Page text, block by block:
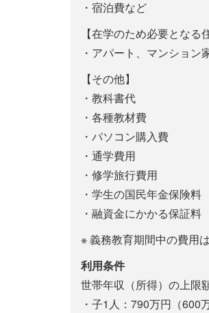
・宿泊費など
【在学のため必要となる
・アパート、マンショ
【その他】
・教科書代
・各種教材費
・パソコン購入費
・通学費用
・修学旅行費用
・学生の国民年金保
・融資金にかかる保証
※ 義務教育期間中の費用
利用条件
世帯年収（所得）の上限
・子1人：790万円（600